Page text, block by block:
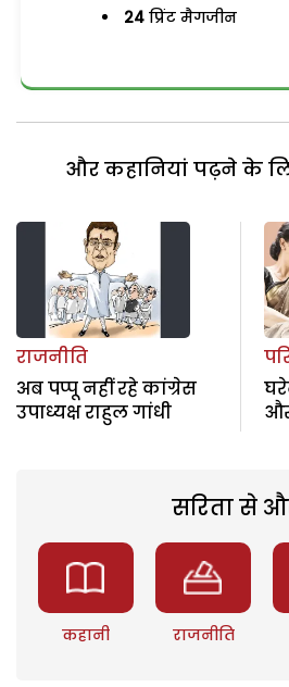
24 प्रिंट मैगजीन
और कहानियां पढ़ने के
राजनीति
अब पप्पू नहीं रहे कांग्रेस
उपाध्यक्ष राहुल गांधी
सरिता से
कहानी राजनीति